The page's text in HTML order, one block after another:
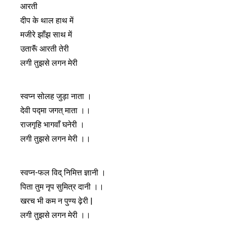
आरती
दीप के थाल हाथ में
मजीरे झाँझ साथ में
उतारूॅं आरती तेरी
लगी तुझसे लगन मेरी
स्वप्न सोलह जुड़ा नाता ।
देवी पद्मा जगत् माता ।।
राजगृहि भागवाँ घनेरी ।
लगी तुझसे लगन मेरी ।।
स्वप्न-फल विद् निमित्त ज्ञानी ।
पिता तुम नृप सुमित्र दानी ।।
खरच भी कम न पुण्य ढ़ेरी |
लगी तुझसे लगन मेरी ।।